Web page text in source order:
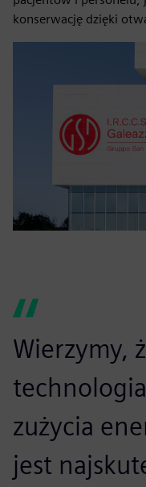
konserwację dzięki
Wierzymy,
zużycia
jest